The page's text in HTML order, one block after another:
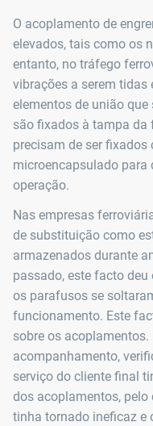
O acoplamento de
elevados, tais como os
entanto, no tráfego
vibrações a serem
elementos de união
são fixados à tampa da
precisam de ser
microencapsulado para
operação.
Nas empresas
de substituição como
armazenados durante
passado, este facto
os parafusos se
funcionamento. Este
sobre os
acompanhamento,
serviço do cliente final
dos acoplamentos,
tinha tornado ineficaz e